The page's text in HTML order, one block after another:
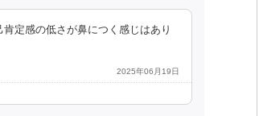
定感の低さが鼻につく感じはあり
2025年06月19日